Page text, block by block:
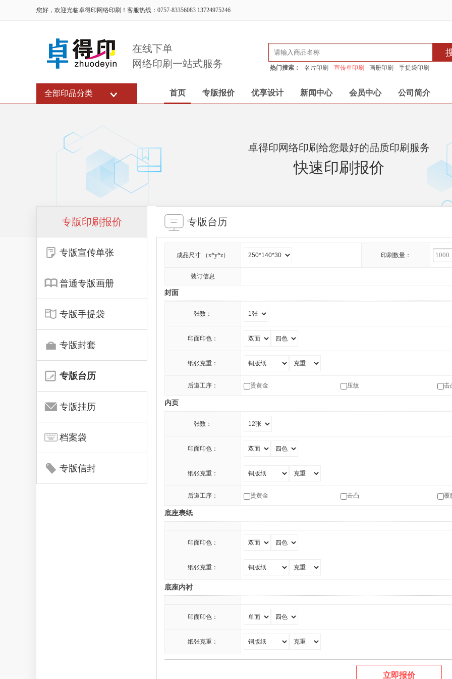
您好，欢迎光临卓得印网络印刷！客服热线：0757-83356083 13724975246
在线下单
网络印刷一站式服务
热门搜索： 名片印刷 宣传单印刷 画册印刷 手提袋印刷
全部印品分类 首页 专版报价 优享设计 新闻中心 会员中心 公司简介
卓得印网络印刷给您最好的品质印刷服务
快速印刷报价
专版印刷报价
专版宣传单张
普通专版画册
专版手提袋
专版封套
专版台历
专版挂历
档案袋
专版信封
专版台历
成品尺寸 （x*y*z） 印刷数量：
装订信息
封面
张数：
印面印色：
纸张克重：
后道工序： 烫黄金 压纹 击
内页
张数：
印面印色：
纸张克重：
后道工序： 烫黄金 击凸 覆
底座表纸
印面印色：
纸张克重：
底座内衬
印面印色：
纸张克重：
立即报价